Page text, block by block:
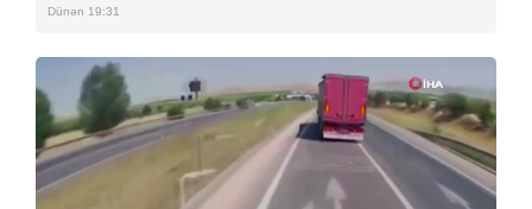
Dünən 19:31